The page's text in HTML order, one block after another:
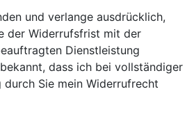
und verlange ausdrücklich,
der Widerrufsfrist mit der
Dienstleistung
dass ich bei vollständiger
Sie mein Widerrufrecht